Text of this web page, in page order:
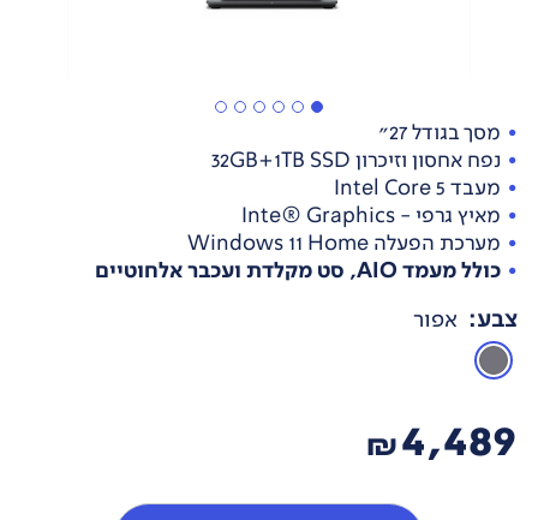
מסך בגודל 27"
נפח אחסון וזיכרון 32GB+1TB SSD
מעבד Intel Core 5
מאיץ גרפי - Inte® Graphics
מערכת הפעלה Windows 11 Home
כולל מעמד AIO, סט מקלדת ועכבר אלחוטיים
צבע: אפור
4,489
₪